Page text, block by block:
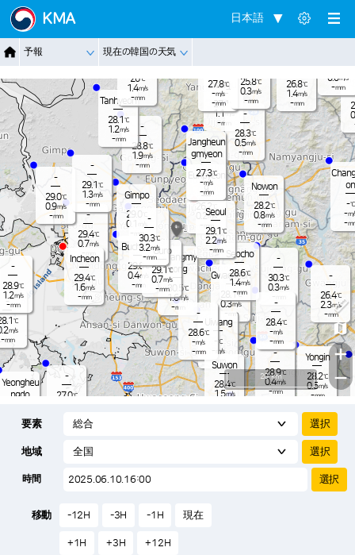
KMA 日本語
予報 現在の韓国の天気
-
℃
m/s
-mm
Yeongheu
ngdo
m/s
Yangju
27.1
1.1m/s
-mm
Gwacheon
28.1℃
0.3m/s
-mm
Yongin
28.2℃
0.5m/s
-mm
-
26.4℃
2.3m/s
-mm
1.5m/s
-
27.0℃
-
29.4℃
0.7m/s
-mm
-
28.8℃
1.9m/s
-mm
Pocheon
26.8℃
1.4m/s
-mm
-
29.0℃
0.9m/s
-mm
on
-℃
-m/
-
Tanhyeon
28.1 ℃
1.2m/s
-mm
- mm
23.8
0.0m/s
-mm
Uiwang
-℃
- m/s
-mm
Gimpo
29.0
0.1
-mm
Gwangmy
eong
30.5℃
1.6m/s
-mm
Bucheon
29.8℃
0.4m/s
-mm
-
29.1 ℃
1.3m/s
-mm
Guro
29.1℃
0.7m/s
-mm
Eunpyeon
g
26.2
0.2m/s
-mm
Nowon
28.2℃
0.8m/s
-mm
-
30.3℃
0.3m/s
-mm
Seocho
28.6℃
1.4m/s
-mm
-
28.3℃
0.5m/s
-mm
-
28.9℃
0.4m/s
-mm
-
28.6℃
-m/s
-mm
-
28.4℃
-m/s
-mm
Jangheun
gmyeon
27.3℃
-m/s
-mm
n
27.8℃
-m/s
-mm
26.7℃
1.6
-
-
28.9℃
1.2m/s
-mm
-
30.3℃
3.2m/s
-mm
Suwon
28.4℃
1.5m/s
Incheon
29.4℃
1.6m/s
-mm
Seoul
29.1 ℃
2.2m/s
-mm
Paju
26℃
1.4m/s
-mm
25.8℃
0.3m/s
-mm
+
−
20 km
要素
地域
時間
移動 -12H -3H -1H 現在
+1H +3H +12H